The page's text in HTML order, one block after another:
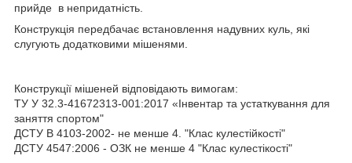
прийде в непридатність.
Конструкція передбачає встановлення надувних куль, які
слугують додатковими мішенями.
Конструкції мішеней відповідають вимогам:
ТУ У 32.3-41672313-001:2017 «Інвентар та устаткування для
заняття спортом"
ДСТУ В 4103-2002- не менше 4. "Клас кулестійкості"
ДСТУ 4547:2006 - ОЗК не менше 4 "Клас кулестікості"